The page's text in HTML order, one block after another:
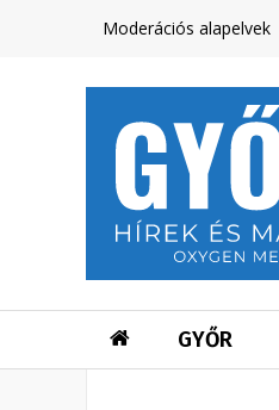
Moderációs alapelvek
GYŐR